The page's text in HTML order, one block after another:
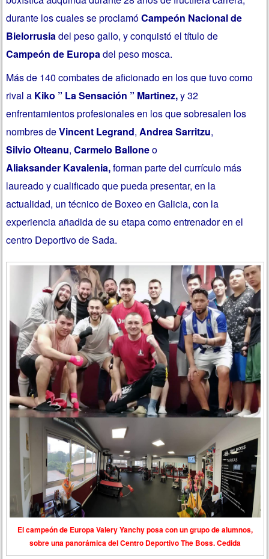
durante los cuales se proclamóCampeón Nacional de
Bielorrusia del peso gallo, y conquistó el título de
Campeón de Europa del peso mosca.
Más de 140 combates de aficionado en los que tuvo como
rival a Kiko ” La Sensación ” Martinez,y 32
enfrentamientos profesionales en los que sobresalen los
nombres deVincent Legrand,Andrea Sarritzu,
Silvio Olteanu,Carmelo Balloneo
Aliaksander Kavalenia,forman parte del currículo más
laureado y cualificado que pueda presentar, en la
actualidad, un técnico de Boxeo en Galicia, con la
experiencia añadida de su etapa como entrenador en el
centro Deportivo de Sada.
El campeón de Europa Valery Yanchy posa con un grupo de alumnos,
sobre una panorámica del Centro Deportivo The Boss. Cedida